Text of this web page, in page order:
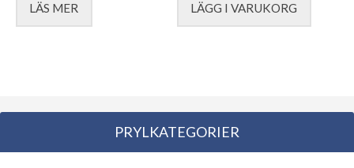
LÄS MER LÄGG I VARUKORG
PRYLKATEGORIER